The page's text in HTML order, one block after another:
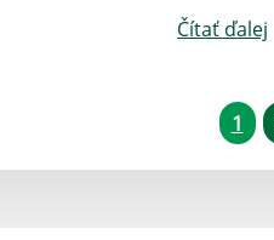
Čítať ďalej
1